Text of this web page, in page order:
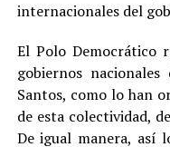
internacionales del
El Polo Democrático
gobiernos
Santos, como lo han
de esta colectividad,
De igual manera, así